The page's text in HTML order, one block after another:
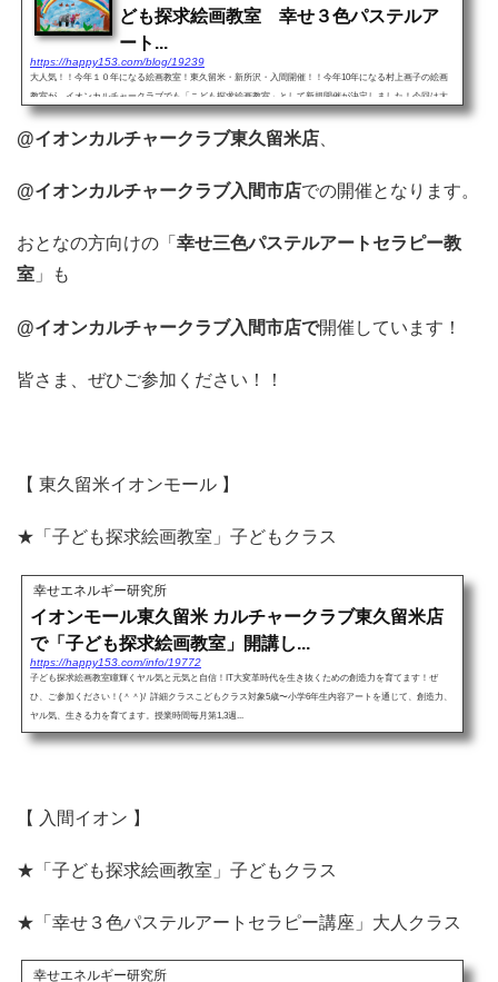
ども探求絵画教室 幸せ３色パステルア
ート...
https://happy153.com/blog/19239
大人気！！今年１０年になる絵画教室！東久留米・新所沢・入間開催！！今年10年になる村上画子の絵画
教室が、イオンカルチャークラブでも「こども探求絵画教室」として新規開催が決定しました！今回は大
きなリニューアルがあり、新しく生まれ変わり、さらに進化した...
@イオンカルチャークラブ東久留米店
@イオンカルチャークラブ入間市店での開催となります。
おとなの方向けの「 幸せ三色パステルアートセラピー教
室 」も
@イオンカルチャークラブ入間市店で開催しています！
皆さま、ぜひご参加ください！！
【 東久留米イオンモール 】
★「子ども探求絵画教室」子どもクラス
幸せエネルギー研究所
イオンモール東久留米 カルチャークラブ東久留米店
で「子ども探求絵画教室」開講し...
https://happy153.com/info/19772
子ども探求絵画教室瞳輝くヤル気と元気と自信！IT大変革時代を生き抜くための創造力を育てます！ぜ
ひ、ご参加ください！(＾＾)/ 詳細クラスこどもクラス対象5歳〜小学6年生内容アートを通じて、創造力、
ヤル気、生きる力を育てます。授業時間毎月第1,3週...
【 入間イオン 】
★「子ども探求絵画教室」子どもクラス
★「幸せ３色パステルアートセラピー講座」大人クラス
幸せエネルギー研究所